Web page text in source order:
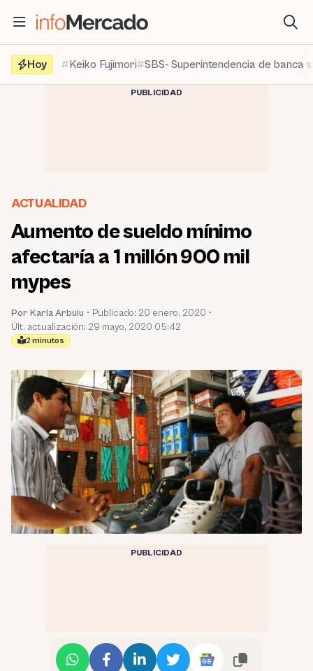
contenido
Hoy
Keiko Fujimori SBS- Superintendencia de banca
PUBLICIDAD
ACTUALIDAD
Aumento de sueldo mínimo
afectaría a 1 millón 900 mil
mypes
Por Karla Arbulu • Publicado: 20 enero, 2020 •
Últ. actualización: 29 mayo, 2020 05:42
2 minutos
PUBLICIDAD